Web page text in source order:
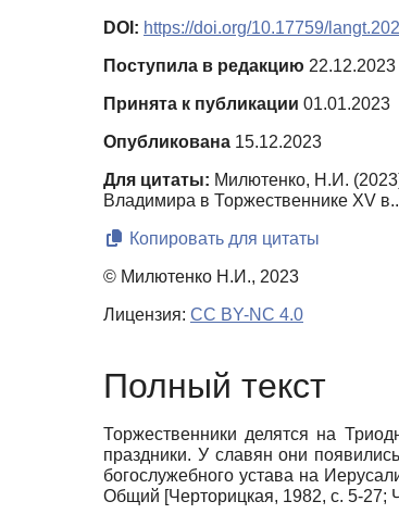
DOI: https://doi.org/10.17759/
Поступила в редакцию 22.12.2023
Принята к публикации 01.01.2023
Опубликована 15.12.2023
Для цитаты: Милютенко, Н.И.
Владимира в Торжественнике XV в..
Копировать для цитаты
© Милютенко Н.И., 2023
Лицензия: CC BY-NC 4.0
Полный текст
Торжественники делятся на
праздники. У славян они
богослужебного устава на
Общий [Черторицкая, 1982, с. 5-27;